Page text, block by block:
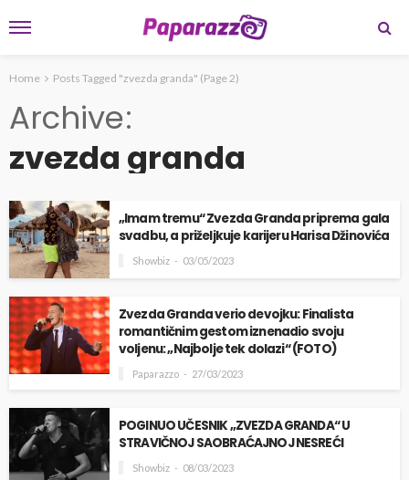
Home Posts Tagged "zvezda granda" (Page 2)
Archive
zvezda granda
„Imam tremu“ Zvezda Granda priprema gala
svadbu, a priželjkuje karijeru Harisa Džinovića
Showbiz 03/05/2023
Zvezda Granda verio devojku: Finalista
romantičnim gestom iznenadio svoju
voljenu: „Najbolje tek dolazi“ (FOTO)
Paparazzo 27/03/2023
POGINUO UČESNIK „ZVEZDA GRANDA“ U
STRAVIČNOJ SAOBRAĆAJNOJ NESREĆI
Showbiz 08/03/2023